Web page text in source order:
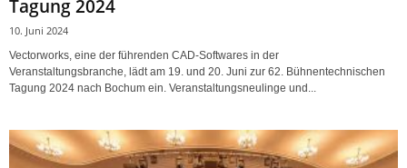
Tagung 2024
10. Juni 2024
Vectorworks, eine der führenden CAD-Softwares in der
Veranstaltungsbranche, lädt am 19. und 20. Juni zur 62. Bühnentechnischen
Tagung 2024 nach Bochum ein. Veranstaltungsneulinge und...